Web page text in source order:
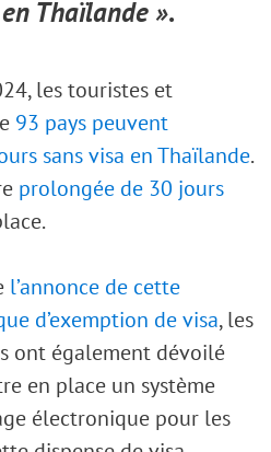
Thaïlande ».
les touristes et
93 pays peuvent
sans visa en Thaïlande.
prolongée de 30 jours
l’annonce de cette
d’exemption de visa, les
ont également dévoilé
en place un système
électronique pour les